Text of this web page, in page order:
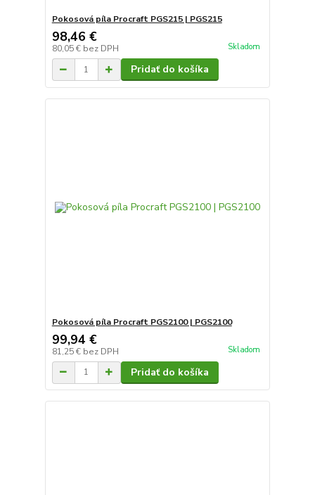
Pokosová píla Procraft PGS215 | PGS215
98,46 €
80,05 € bez DPH Skladom
Pridať do košíka
Pokosová píla Procraft PGS2100 | PGS2100
99,94 €
81,25 € bez DPH Skladom
Pridať do košíka